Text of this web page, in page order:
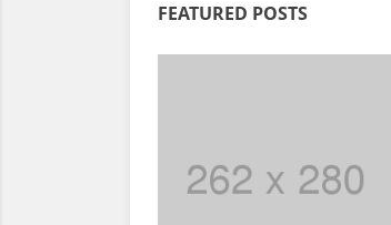
FEATURED POSTS